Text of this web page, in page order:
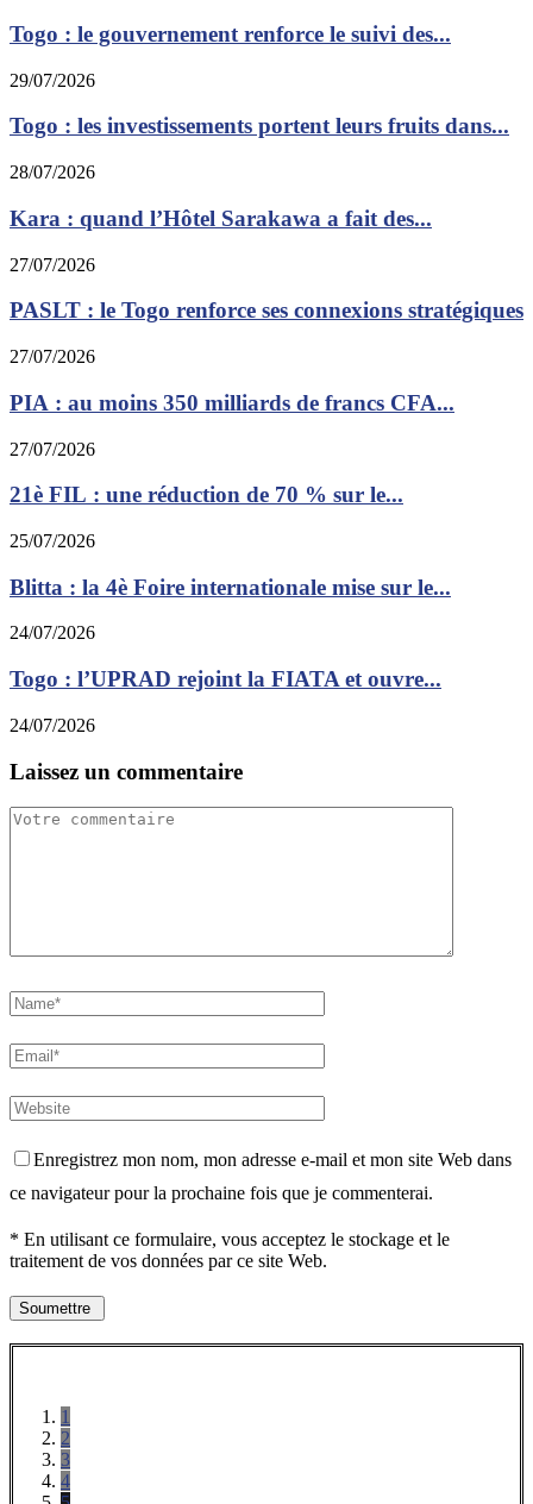
Togo : le gouvernement renforce le suivi des...
29/07/2026
Togo : les investissements portent leurs fruits dans...
28/07/2026
Kara : quand l’Hôtel Sarakawa a fait des...
27/07/2026
PASLT : le Togo renforce ses connexions stratégiques
27/07/2026
PIA : au moins 350 milliards de francs CFA...
27/07/2026
21è FIL : une réduction de 70 % sur le...
25/07/2026
Blitta : la 4è Foire internationale mise sur le...
24/07/2026
Togo : l’UPRAD rejoint la FIATA et ouvre...
24/07/2026
Laissez un commentaire
Enregistrez mon nom, mon adresse e-mail et mon site Web dans
ce navigateur pour la prochaine fois que je commenterai.
* En utilisant ce formulaire, vous acceptez le stockage et le
traitement de vos données par ce site Web.
1
2
3
4